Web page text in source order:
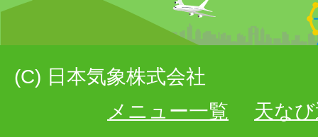
(C) 日本気象株式会社
メニュー一覧
天な